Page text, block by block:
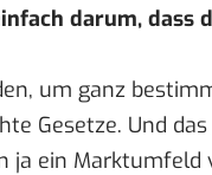
darum, dass
um ganz
Gesetze. Und
ja ein